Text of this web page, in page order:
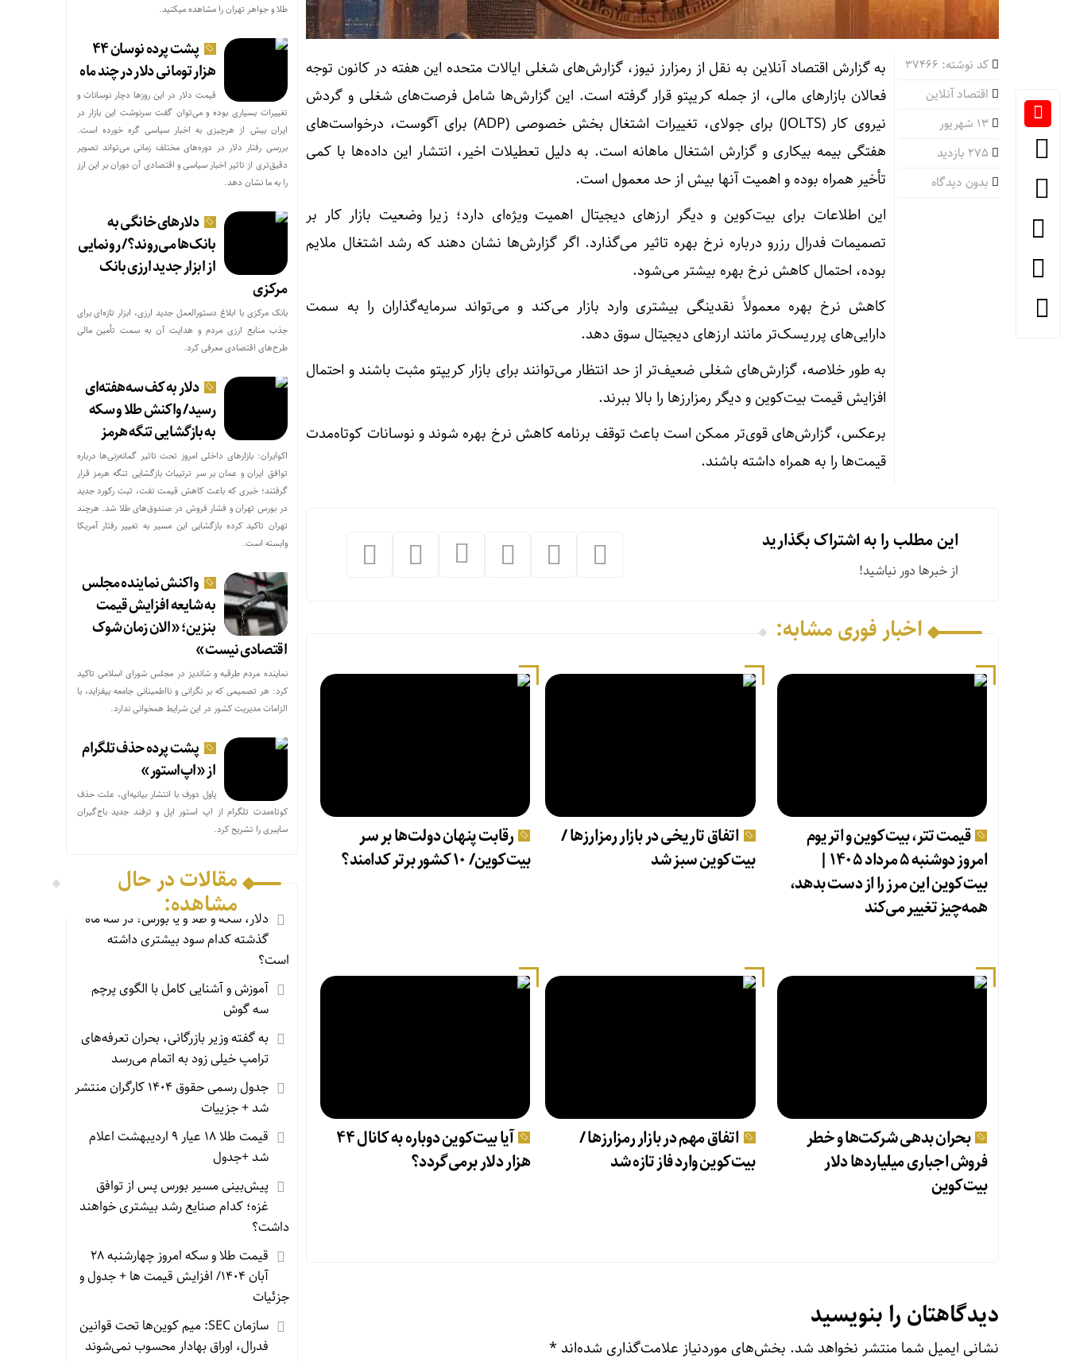
کد نوشته: 37466
اقتصاد آنلاین
بدون دیدگاه
به گزارش اقتصاد آنلاین به نقل از رمزارز نیوز، گزارش‌های شغلی ایالات متحده این هفته در کانون توجه
فعالان بازار‌های مالی، از جمله کریپتو قرار گرفته است. این گزارش‌ها شامل فرصت‌های شغلی و گردش
نیروی کار (JOLTS) برای جولای، تغییرات اشتغال بخش خصوصی (ADP) برای آگوست، درخواست‌های
هفتگی بیمه بیکاری و گزارش اشتغال ماهانه است. به دلیل تعطیلات اخیر، انتشار این داده‌ها با کمی
تأخیر همراه بوده و اهمیت آنها بیش از حد معمول است.
این اطلاعات برای بیت‌کوین و دیگر ارز‌های دیجیتال اهمیت ویژه‌ای دارد؛ زیرا وضعیت بازار کار بر
تصمیمات فدرال رزرو درباره نرخ بهره تاثیر می‌گذارد. اگر گزارش‌ها نشان دهند که رشد اشتغال ملایم
بوده، احتمال کاهش نرخ بهره بیشتر می‌شود.
کاهش نرخ بهره معمولاً نقدینگی بیشتری وارد بازار می‌کند و می‌تواند سرمایه‌گذاران را به سمت
دارایی‌های پرریسک‌تر مانند ارز‌های دیجیتال سوق دهد.
به طور خلاصه، گزارش‌های شغلی ضعیف‌تر از حد انتظار می‌توانند برای بازار کریپتو مثبت باشند و احتمال
افزایش قیمت بیت‌کوین و دیگر رمزارز‌ها را بالا ببرند.
برعکس، گزارش‌های قوی‌تر ممکن است باعث توقف برنامه کاهش نرخ بهره شوند و نوسانات کوتاه‌مدت
قیمت‌ها را به همراه داشته باشند.
این مطلب را به اشتراک بگذارید
از خبرها دور نباشید!
اخبار فوری مشابه:
قیمت تتر، بیت‌کوین و اتریوم
امروز دوشنبه ۵ مرداد ۱۴۰۵ |
بیت‌کوین این مرز را از دست بدهد،
همه‌چیز تغییر می‌کند
اتفاق تاریخی در بازار رمزارزها /
بیت‌کوین سبز شد
رقابت پنهان دولت‌ها بر سر
بیت‌کوین/ ۱۰ کشور برتر کدامند؟
بحران بدهی شرکت‌ها و خطر
فروش اجباری میلیاردها دلار
بیت‌کوین
اتفاق مهم در بازار رمزارزها /
بیت‌کوین وارد فاز تازه شد
آیا بیت‌کوین دوباره به کانال ۴۴
هزار دلار برمی‌گردد؟
دیدگاهتان را بنویسید
نشانی ایمیل شما منتشر نخواهد شد. بخش‌های موردنیاز علامت‌گذاری شده‌اند *
طلا و جواهر تهران را مشاهده میکنید.
پشت پرده نوسان ۴۴
هزار تومانی دلار در چند ماه
قیمت دلار در این روزها دچار نوسانات و
تغییرات بسیاری بوده و می‌توان گفت سرنوشت این بازار در
ایران بیش از هرچیزی به اخبار سیاسی گره خورده است.
بررسی رفتار دلار در دوره‌های مختلف زمانی می‌تواند تصویر
دقیق‌تری از تاثیر اخبار سیاسی و اقتصادی آن دوران بر این ارز
را به ما نشان دهد.
دلارهای خانگی به
بانک‌ها می‌روند؟/ رونمایی
از ابزار جدید ارزی بانک
مرکزی
بانک مرکزی با ابلاغ دستورالعمل جدید ارزی، ابزار تازه‌ای برای
جذب منابع ارزی مردم و هدایت آن به سمت تأمین مالی
طرح‌های اقتصادی معرفی کرد.
دلار به کف سه‌هفته‌ای
رسید/ واکنش طلا و سکه
به بازگشایی تنگه هرمز
اکوایران: بازارهای داخلی امروز تحت تاثیر گمانه‌زنی‌ها درباره
توافق ایران و عمان بر سر ترتیبات بازگشایی تنگه هرمز قرار
گرفتند؛ خبری که باعث کاهش قیمت نفت، ثبت رکورد جدید
در بورس تهران و فشار فروش در صندوق‌های طلا شد. هرچند
تهران تاکید کرده بازگشایی این مسیر به تغییر رفتار آمریکا
وابسته است.
واکنش نماینده مجلس
به شایعه افزایش قیمت
بنزین؛ «الان زمان شوک
اقتصادی نیست»
نماینده مردم طرقبه و شاندیز در مجلس شورای اسلامی تاکید
کرد: هر تصمیمی که بر نگرانی و نااطمینانی جامعه بیفزاید، با
الزامات مدیریت کشور در این شرایط همخوانی ندارد.
پشت پرده حذف تلگرام
از «اپ‌استور»
پاول دورف با انتشار بیانیه‌ای، علت حذف
کوتاه‌مدت تلگرام از اپ استور اپل و ترفند جدید باج‌گیران
سایبری را تشریح کرد.
مقالات در حال
مشاهده:
دلار، سکه و طلا و یا بورس؛ در سه ماه
گذشته کدام سود بیشتری داشته
است؟
آموزش و آشنایی کامل با الگوی پرچم
سه گوش
به گفته وزیر بازرگانی، بحران تعرفه‌های
ترامپ خیلی زود به اتمام می‌رسد
جدول رسمی حقوق ۱۴۰۴ کارگران منتشر
شد + جزییات
قیمت طلا ۱۸ عیار ۹ اردیبهشت اعلام
شد +جدول
پیش‌بینی مسیر بورس پس از توافق
غزه؛ کدام صنایع رشد بیشتری خواهند
داشت؟
قیمت طلا و سکه امروز چهارشنبه ۲۸
آبان ۱۴۰۴/ افزایش قیمت ها + جدول و
جزئیات
سازمان SEC: میم کوین‌ها تحت قوانین
فدرال، اوراق بهادار محسوب نمی‌شوند